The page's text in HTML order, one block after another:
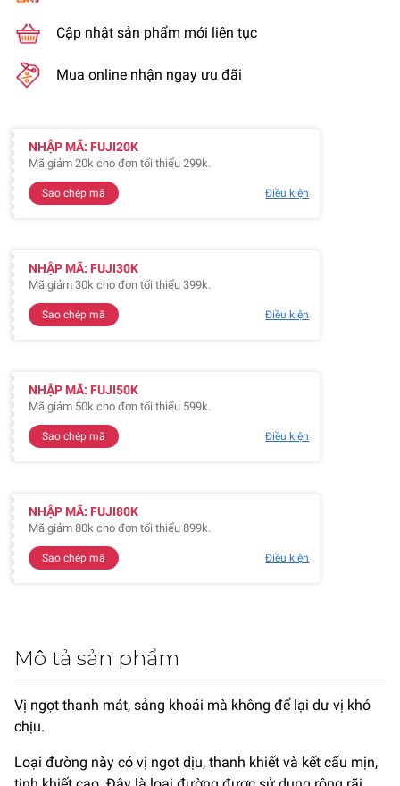
Cập nhật sản phẩm mới liên tục
Mua online nhận ngay ưu đãi
NHẬP MÃ: FUJI20K
Mã giảm 20k cho đơn tối thiểu 299k.
Sao chép mã Điều kiện
NHẬP MÃ: FUJI30K
Mã giảm 30k cho đơn tối thiểu 399k.
Sao chép mã Điều kiện
NHẬP MÃ: FUJI50K
Mã giảm 50k cho đơn tối thiểu 599k.
Sao chép mã Điều kiện
NHẬP MÃ: FUJI80K
Mã giảm 80k cho đơn tối thiểu 899k.
Sao chép mã Điều kiện
Mô tả sản phẩm
Vị ngọt thanh mát, sảng khoái mà không để lại dư vị khó
chịu.
Loại đường này có vị ngọt dịu, thanh khiết và kết cấu mịn,